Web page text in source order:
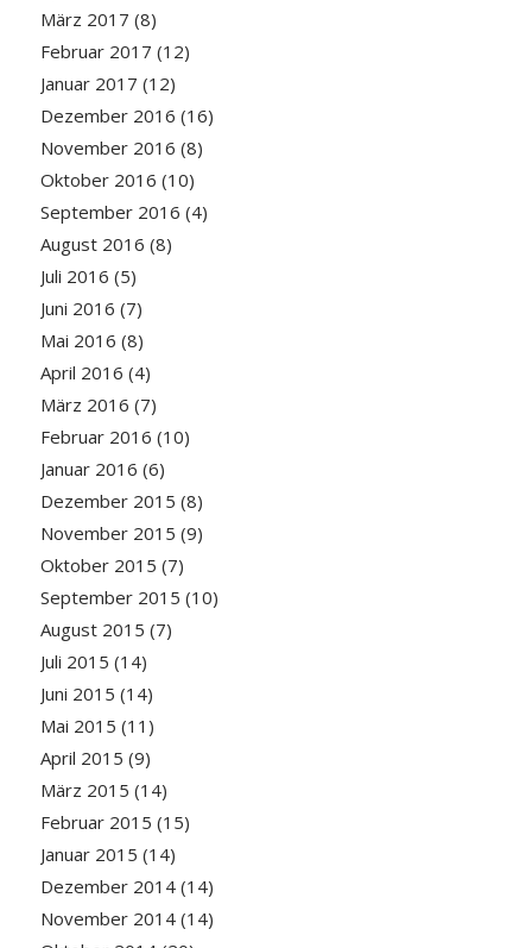
März 2017 (8)
Februar 2017 (12)
Januar 2017 (12)
Dezember 2016 (16)
November 2016 (8)
Oktober 2016 (10)
September 2016 (4)
August 2016 (8)
Juli 2016 (5)
Juni 2016 (7)
Mai 2016 (8)
April 2016 (4)
März 2016 (7)
Februar 2016 (10)
Januar 2016 (6)
Dezember 2015 (8)
November 2015 (9)
Oktober 2015 (7)
September 2015 (10)
August 2015 (7)
Juli 2015 (14)
Juni 2015 (14)
Mai 2015 (11)
April 2015 (9)
März 2015 (14)
Februar 2015 (15)
Januar 2015 (14)
Dezember 2014(14)
November 2014(14)